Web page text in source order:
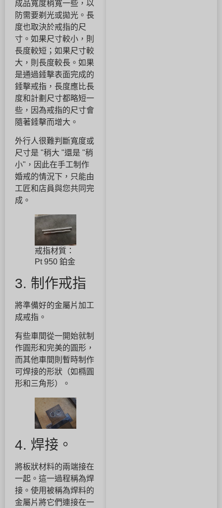
成品寬度稍寬一些，以
防需要剃光或拋光。長
度也取決於戒指的尺
寸。如果尺寸較小，則
長度較短；如果尺寸較
大，則長度較長。如果
是通過錘擊表面完成的
錘擊戒指，長度應比長
度和計劃尺寸都略短一
些，因為戒指的尺寸會
隨著錘擊而增大。
外行人很難判斷寬度或
尺寸是 "稍大 "還是 "稍
小"，因此在手工制作
婚戒的情況下，只能由
工匠和店員與您共同完
成。
戒指材質：
Pt 950 鉑金
3. 制作戒指
將準備好的金屬片加工
成戒指。
有些車間從一開始就制
作圓形和完美的圓形，
而其他車間則暫時制作
可焊接的形狀（如橢圓
形和三角形）。
4. 焊接。
將板狀材料的兩端接在
一起。這一過程稱為焊
接。使用被稱為焊料的
金屬片將它們連接在一